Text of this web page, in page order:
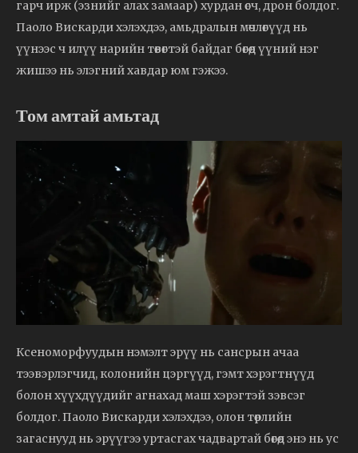
гарч ирж (эзнийг алах замаар) хурдан өсч, дрон болдог.
Паоло Вискарди хэлэхдээ, амьдралын мөчлөгүүд нь
үүнээс ч илүү нарийн төвөгтэй байдаг бөгөөд үүний нэг
жишээ нь элэгний хавдар юм гэжээ.
Том амтай амьтад
Ксеноморфуудын нэмэлт эрүү нь сансрын ачаа
тээвэрлэгчид, колонийн цэргүүд, гэмт хэрэгтнүүд
болон хүүхдүүдийг агнахад маш хэрэгтэй зэвсэг
болдог. Паоло Вискарди хэлэхдээ, олон төрлийн
загаснууд нь эрүүгээ уртасгах чадвартай бөгөөд энэ нь ус